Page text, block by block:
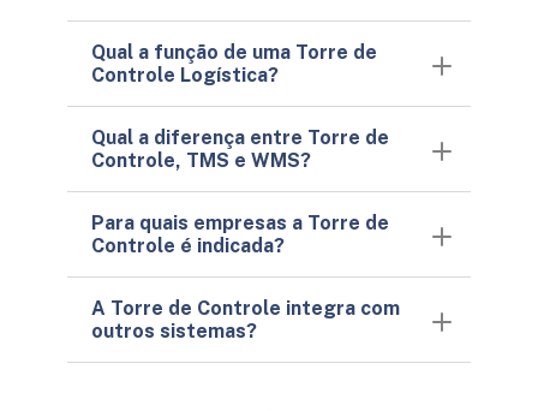
Qual a função de uma Torre de
Controle Logística?
Qual a diferença entre Torre de
Controle, TMS e WMS?
Para quais empresas a Torre de
Controle é indicada?
A Torre de Controle integra com
outros sistemas?